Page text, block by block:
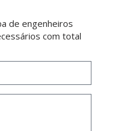
de engenheiros
com total